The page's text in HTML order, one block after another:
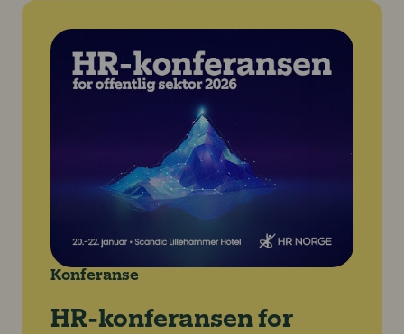
Konferanse
HR-konferansen for